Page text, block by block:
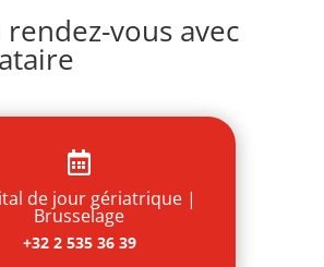
vous avec

de jour gériatrique |
Brusselage
+32 2 535 36 39